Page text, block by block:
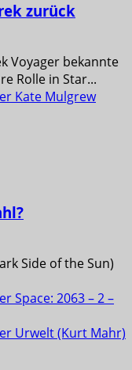
zurück
Voyager bekannte
Rolle in Star...
Kate Mulgrew
Side of the Sun)
Space: 2063 – 2 –
Urwelt (Kurt Mahr)